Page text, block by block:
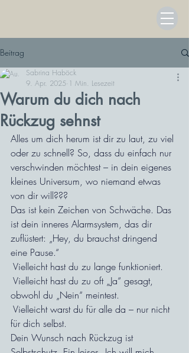
Beitrag
Warum du dich nach
Rückzug sehnst
Sabrina Haböck
9. Apr. 2025 1 Min. Lesezeit
Alles um dich herum ist dir zu laut, zu viel
oder zu schnell? So, dass du einfach nur
verschwinden möchtest – in dein eigenes
kleines Universum, wo niemand etwas
von dir will???
Das ist kein Zeichen von Schwäche. Das
ist dein inneres Alarmsystem, das dir
zuflüstert: „Hey, du brauchst dringend
eine Pause.“
Vielleicht hast du zu lange funktioniert.
Vielleicht hast du zu oft „Ja“ gesagt,
obwohl du „Nein“ meintest.
Vielleicht warst du für alle da – nur nicht
für dich selbst.
Dein Wunsch nach Rückzug ist